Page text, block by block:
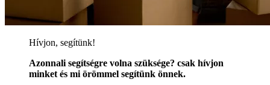
Hívjon, segítünk!
Azonnali segítségre volna szüksége? csak hívjon
minket és mi örömmel segítünk önnek.